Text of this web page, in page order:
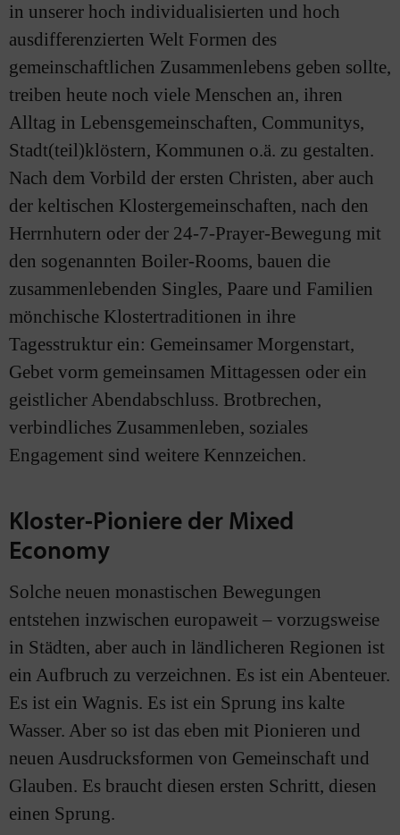
in unserer hoch individualisierten und hoch
ausdifferenzierten Welt Formen des
gemeinschaftlichen Zusammenlebens geben sollte,
treiben heute noch viele Menschen an, ihren
Alltag in Lebensgemeinschaften, Communitys,
Stadt(teil)klöstern, Kommunen o.ä. zu gestalten.
Nach dem Vorbild der ersten Christen, aber auch
der keltischen Klostergemeinschaften, nach den
Herrnhutern oder der 24-7-Prayer-Bewegung mit
den sogenannten Boiler-Rooms, bauen die
zusammenlebenden Singles, Paare und Familien
mönchische Klostertraditionen in ihre
Tagesstruktur ein: Gemeinsamer Morgenstart,
Gebet vorm gemeinsamen Mittagessen oder ein
geistlicher Abendabschluss. Brotbrechen,
verbindliches Zusammenleben, soziales
Engagement sind weitere Kennzeichen.
Kloster-Pioniere der Mixed
Economy
Solche neuen monastischen Bewegungen
entstehen inzwischen europaweit – vorzugsweise
in Städten, aber auch in ländlicheren Regionen ist
ein Aufbruch zu verzeichnen. Es ist ein Abenteuer.
Es ist ein Wagnis. Es ist ein Sprung ins kalte
Wasser. Aber so ist das eben mit Pionieren und
neuen Ausdrucksformen von Gemeinschaft und
Glauben. Es braucht diesen ersten Schritt, diesen
einen Sprung.